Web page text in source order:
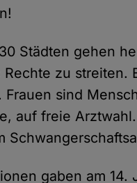
Städten gehen
zu streiten.
sind
auf freie
gaben am 14.